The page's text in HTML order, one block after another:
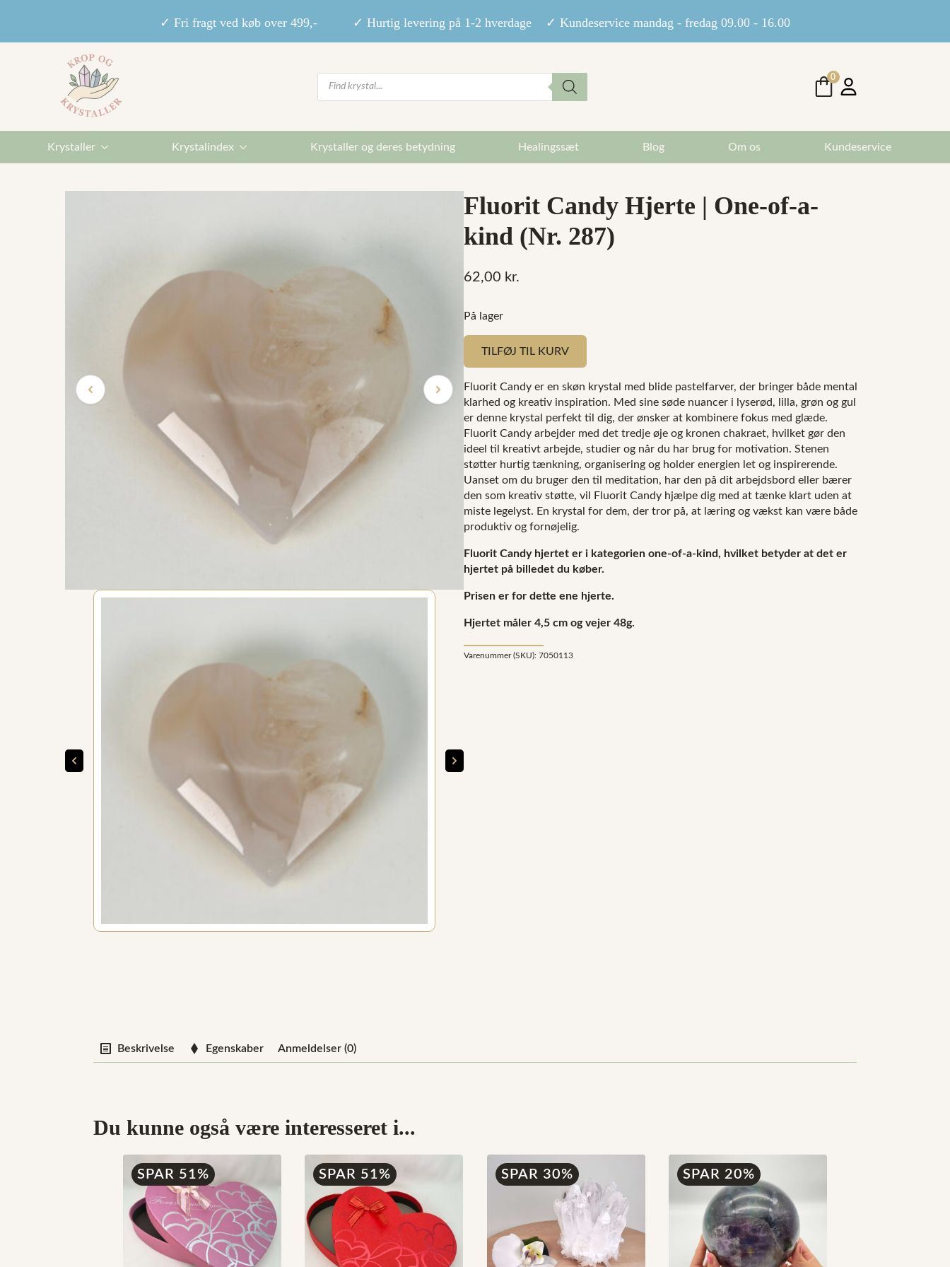
✓ Fri fragt ved køb over 499,- ✓ Hurtig levering på 1-2 hverdage ✓ Kundeservice mandag - fredag 09.00 - 16.00
Products
search
0
Krystaller Krystalindex Krystaller og deres betydning Healingssæt Blog Om os Kundeservice
Fluorit Candy Hjerte | One-of-a-
kind (Nr. 287)
62,00 kr.
På lager
TILFØJ TIL KURV
Fluorit Candy er en skøn krystal med blide pastelfarver, der bringer både mental
klarhed og kreativ inspiration. Med sine søde nuancer i lyserød, lilla, grøn og gul
er denne krystal perfekt til dig, der ønsker at kombinere fokus med glæde.
Fluorit Candy arbejder med det tredje øje og kronen chakraet, hvilket gør den
ideel til kreativt arbejde, studier og når du har brug for motivation. Stenen
støtter hurtig tænkning, organisering og holder energien let og inspirerende.
Uanset om du bruger den til meditation, har den på dit arbejdsbord eller bærer
den som kreativ støtte, vil Fluorit Candy hjælpe dig med at tænke klart uden at
miste legelyst. En krystal for dem, der tror på, at læring og vækst kan være både
produktiv og fornøjelig.
Fluorit Candy hjertet er i kategorien one-of-a-kind, hvilket betyder at det er
hjertet på billedet du køber.
Prisen er for dette ene hjerte.
Hjertet måler 4,5 cm og vejer 48g.
Varenummer (SKU): 7050113
Beskrivelse Egenskaber Anmeldelser (0)
Du kunne også være interesseret i...
SPAR 51% SPAR 51% SPAR 30% SPAR 20%